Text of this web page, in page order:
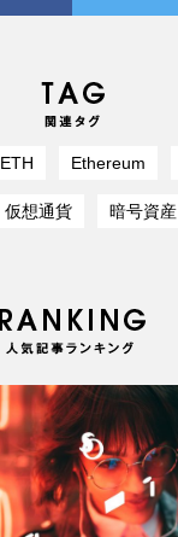
ETH Ethereum
仮想通貨 暗号資産